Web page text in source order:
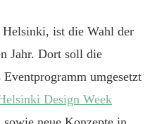
ist die Wahl der
Jahr. Dort soll die
umgesetzt
Design Week